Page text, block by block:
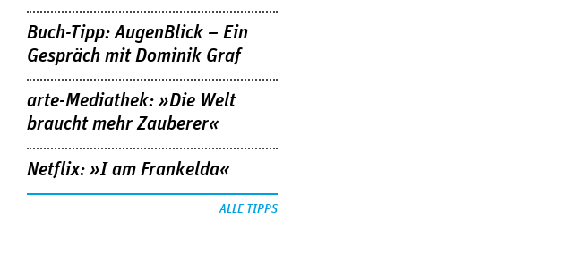
Buch-Tipp: AugenBlick – Ein
Gespräch mit Dominik Graf
arte-Mediathek: »Die Welt
braucht mehr Zauberer«
Netflix: »I am Frankelda«
ALLE TIPPS